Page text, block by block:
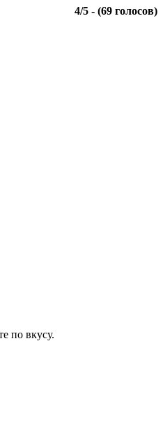
4/5 - (69 голосов)
по вкусу.